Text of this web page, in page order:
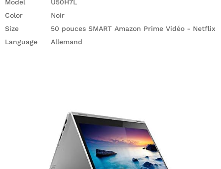
Model
U50H7L
Color
Noir
Size
50 pouces SMART Amazon Prime Vidéo - Netflix
Language
Allemand